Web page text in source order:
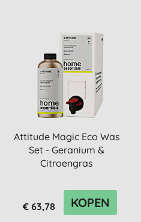
Attitude Magic Eco Was
Set - Geranium &
Citroengras
€ 63,78 KOPEN